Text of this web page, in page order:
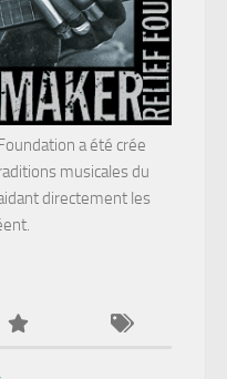
a été crée
musicales du
directement les